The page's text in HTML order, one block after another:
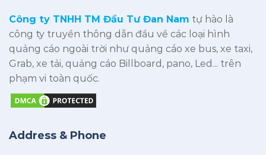
Công ty TNHH TM Đầu Tư Đan Nam tự hào là
công ty truyền thông dẫn đầu về các loại hình
quảng cáo ngoài trời như quảng cáo xe bus, xe taxi,
Grab, xe tải, quảng cáo Billboard, pano, Led... trên
phạm vi toàn quốc.
Address & Phone